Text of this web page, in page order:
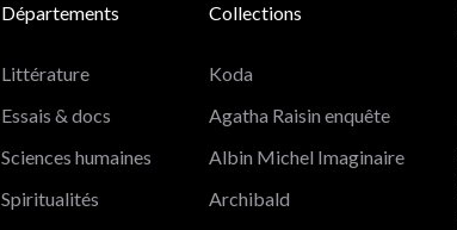
Départements
Littérature
Essais & docs
Sciences humaines
Spiritualités
Collections
Koda
Agatha Raisin enquête
Albin Michel Imaginaire
Archibald